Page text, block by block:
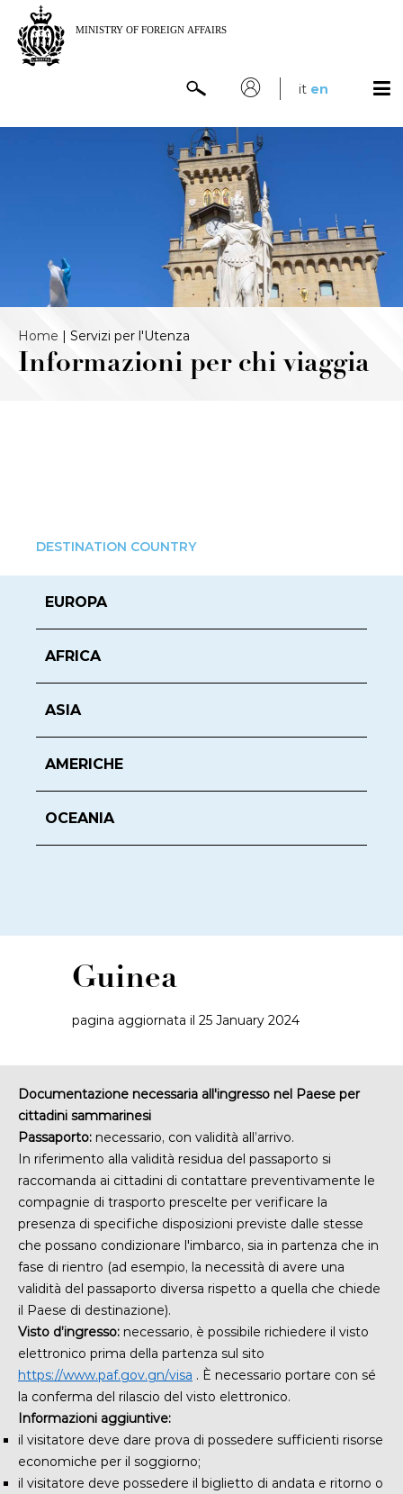
it en
Home | Servizi per l'Utenza
Informazioni per chi viaggia
DESTINATION COUNTRY
EUROPA
AFRICA
ASIA
AMERICHE
OCEANIA
Guinea
pagina aggiornata il 25 January 2024
Documentazione necessaria all'ingresso nel Paese per
cittadini sammarinesi
Passaporto: necessario, con validità all’arrivo.
In riferimento alla validità residua del passaporto si
raccomanda ai cittadini di contattare preventivamente le
compagnie di trasporto prescelte per verificare la
presenza di specifiche disposizioni previste dalle stesse
che possano condizionare l'imbarco, sia in partenza che in
fase di rientro (ad esempio, la necessità di avere una
validità del passaporto diversa rispetto a quella che chiede
il Paese di destinazione).
Visto d’ingresso: necessario, è possibile richiedere il visto
elettronico prima della partenza sul sito
https://www.paf.gov.gn/visa . È necessario portare con sé
la conferma del rilascio del visto elettronico.
Informazioni aggiuntive:
il visitatore deve dare prova di possedere sufficienti risorse
economiche per il soggiorno;
il visitatore deve possedere il biglietto di andata e ritorno o